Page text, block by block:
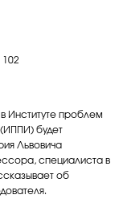
102
Институте проблем
будет
Львовича
специалиста в
об